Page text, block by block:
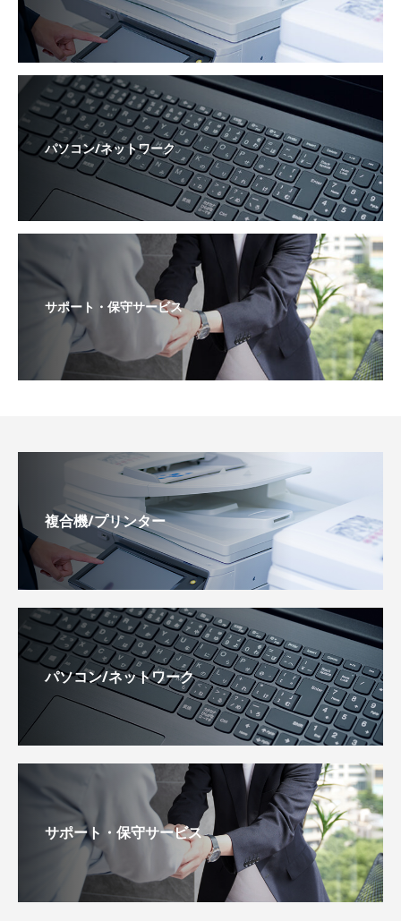
パソコン/ネットワーク
サポート・保守サービス
複合機/プリンター
パソコン/ネットワーク
サポート・保守サービス